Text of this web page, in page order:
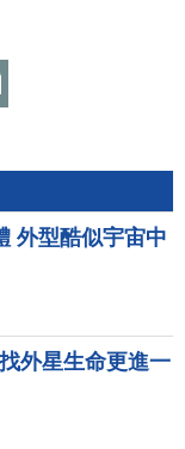
外型酷似宇宙中
外星生命更進一